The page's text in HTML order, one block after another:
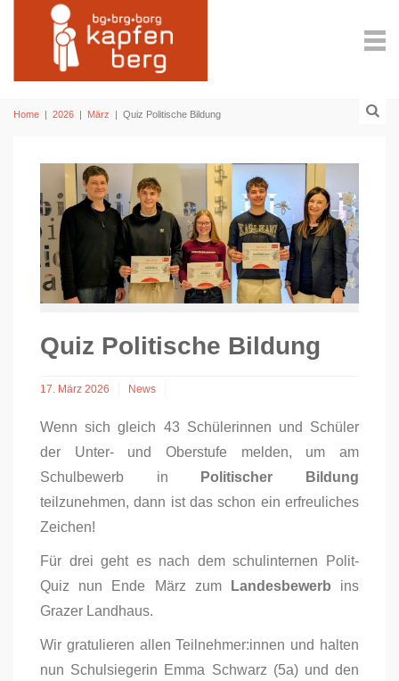
Home | 2026 | März | Quiz Politische Bildung
Quiz Politische Bildung
17. März 2026 News
Wenn sich gleich 43 Schülerinnen und Schüler
der Unter- und Oberstufe melden, um am
Schulbewerb in
Politischer Bildung
teilzunehmen, dann ist das schon ein erfreuliches
Zeichen!
Für drei geht es nach dem schulinternen Polit-
Quiz nun Ende März zum
Landesbewerb ins
Grazer Landhaus.
Wir gratulieren allen Teilnehmer:innen und halten
nun Schulsiegerin Emma Schwarz (5a) und den